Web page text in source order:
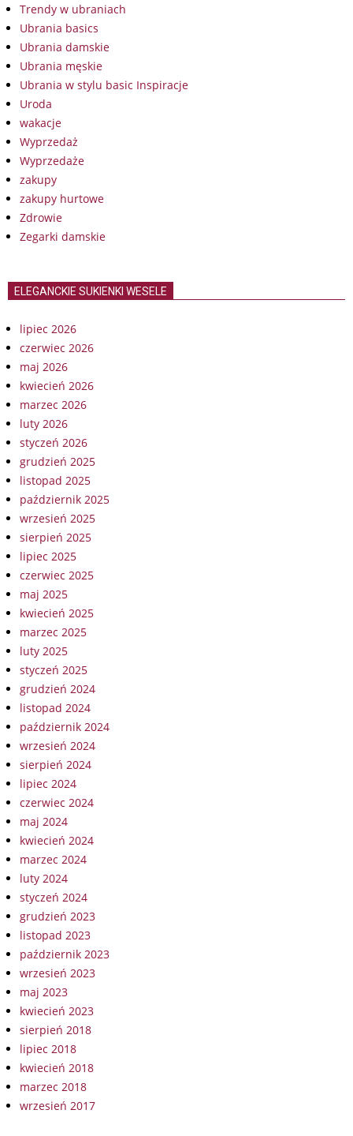
Trendy w ubraniach
Ubrania basics
Ubrania damskie
Ubrania męskie
Ubrania w stylu basic Inspiracje
Uroda
wakacje
Wyprzedaż
Wyprzedaże
zakupy
zakupy hurtowe
Zdrowie
Zegarki damskie
ELEGANCKIE SUKIENKI WESELE
lipiec 2026
czerwiec 2026
maj 2026
kwiecień 2026
marzec 2026
luty 2026
styczeń 2026
grudzień 2025
listopad 2025
październik 2025
wrzesień 2025
sierpień 2025
lipiec 2025
czerwiec 2025
maj 2025
kwiecień 2025
marzec 2025
luty 2025
styczeń 2025
grudzień 2024
listopad 2024
październik 2024
wrzesień 2024
sierpień 2024
lipiec 2024
czerwiec 2024
maj 2024
kwiecień 2024
marzec 2024
luty 2024
styczeń 2024
grudzień 2023
listopad 2023
październik 2023
wrzesień 2023
maj 2023
kwiecień 2023
sierpień 2018
lipiec 2018
kwiecień 2018
marzec 2018
wrzesień 2017